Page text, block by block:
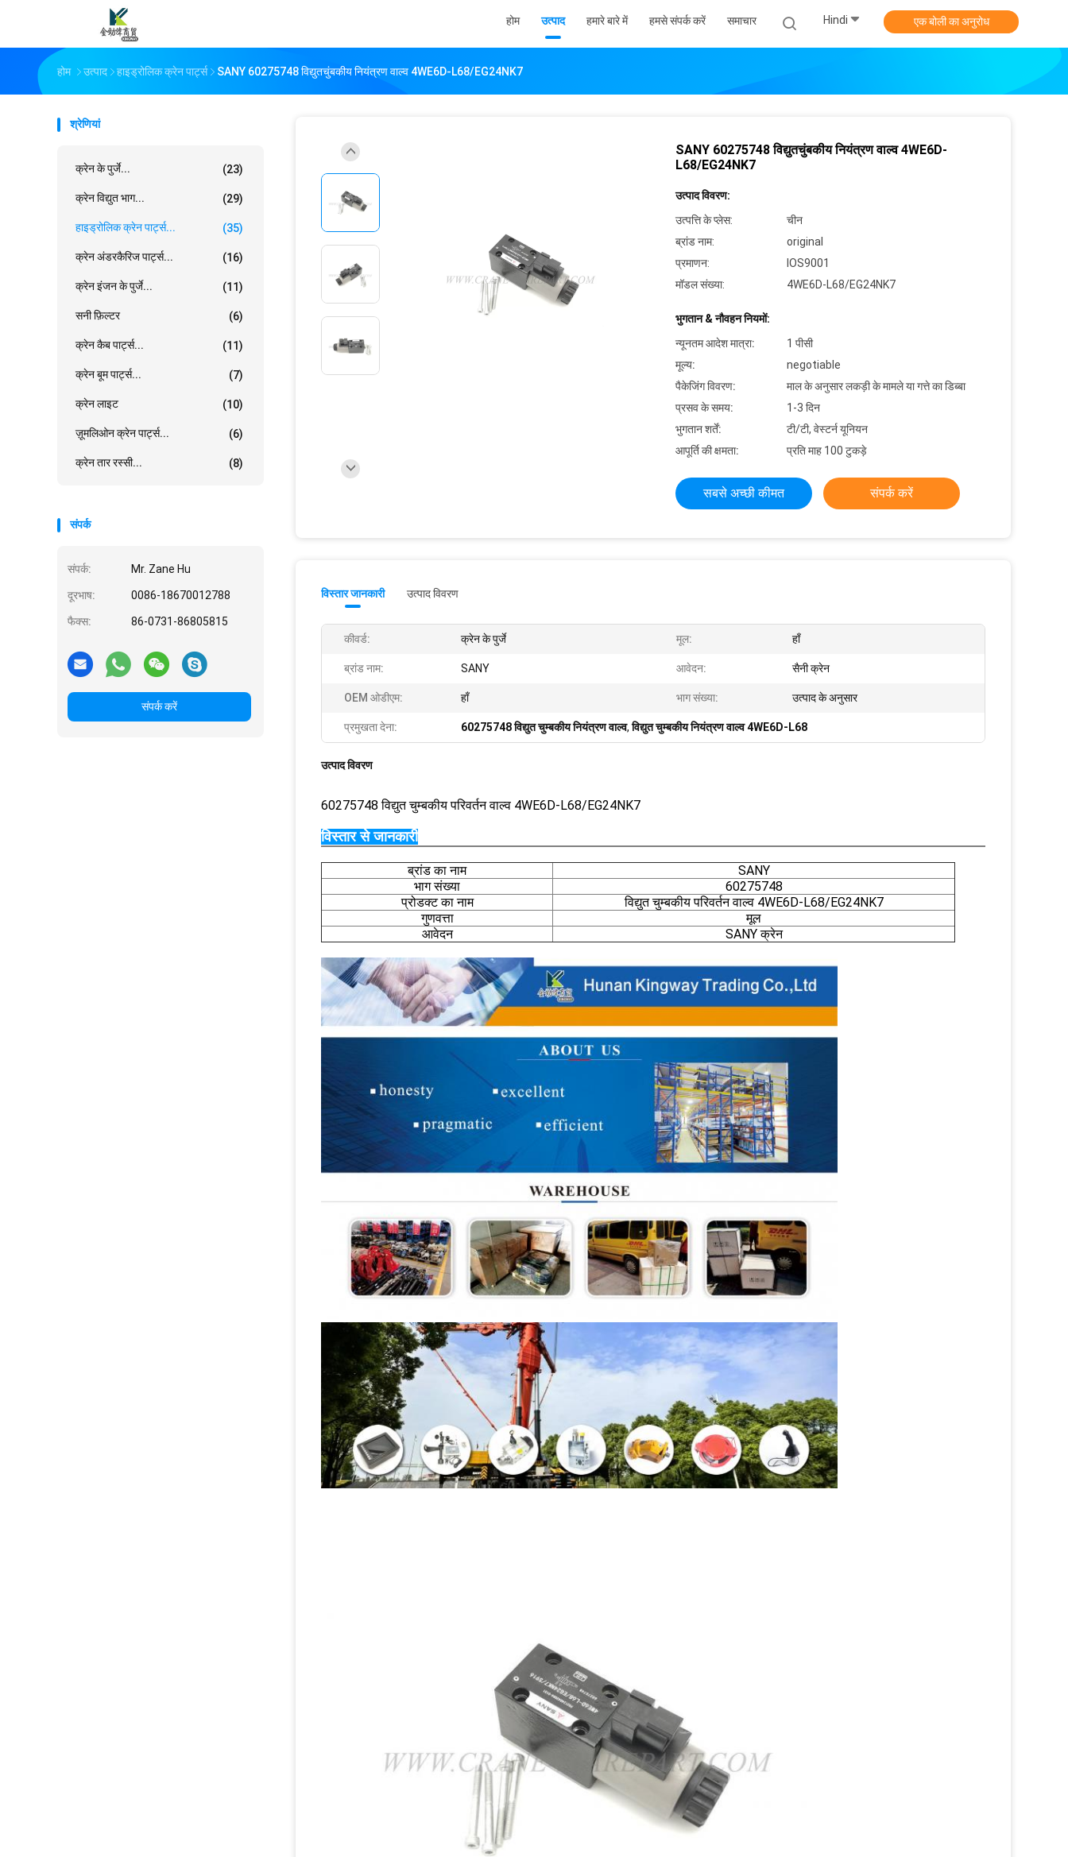
होम उत्पाद हमारे बारे में हमसे संपर्क करें समाचार Hindi एक बोली का अनुरोध
होम उत्पाद हाइड्रोलिक क्रेन पार्ट्स SANY 60275748 विद्युतचुंबकीय नियंत्रण वाल्व 4WE6D-L68/EG24NK7
श्रेणियां
क्रेन के पुर्जे... (23)
क्रेन विद्युत भाग... (29)
हाइड्रोलिक क्रेन पार्ट्स... (35)
क्रेन अंडरकैरिज पार्ट्स... (16)
क्रेन इंजन के पुर्जे... (11)
सनी फ़िल्टर (6)
क्रेन कैब पार्ट्स... (11)
क्रेन बूम पार्ट्स... (7)
क्रेन लाइट (10)
ज़ूमलिओन क्रेन पार्ट्स... (6)
क्रेन तार रस्सी... (8)
संपर्क
संपर्क: Mr. Zane Hu
दूरभाष: 0086-18670012788
फैक्स: 86-0731-86805815
संपर्क करें
SANY 60275748 विद्युतचुंबकीय नियंत्रण वाल्व 4WE6D-
L68/EG24NK7
उत्पाद विवरण:
उत्पत्ति के प्लेस:
चीन
ब्रांड नाम:
original
प्रमाणन:
IOS9001
मॉडल संख्या:
4WE6D-L68/EG24NK7
भुगतान & नौवहन नियमों:
न्यूनतम आदेश मात्रा:
1 पीसी
मूल्य:
negotiable
पैकेजिंग विवरण:
माल के अनुसार लकड़ी के मामले या गत्ते का डिब्बा
प्रसव के समय:
1-3 दिन
भुगतान शर्तें:
टी/टी, वेस्टर्न यूनियन
आपूर्ति की क्षमता:
प्रति माह 100 टुकड़े
सबसे अच्छी कीमत संपर्क करें
विस्तार जानकारी उत्पाद विवरण
कीवर्ड: क्रेन के पुर्जे मूल: हाँ
ब्रांड नाम: SANY आवेदन: सैनी क्रेन
OEM ओडीएम: हाँ भाग संख्या: उत्पाद के अनुसार
प्रमुखता देना: 60275748 विद्युत चुम्बकीय नियंत्रण वाल्व,विद्युत चुम्बकीय नियंत्रण वाल्व 4WE6D-L68
उत्पाद विवरण
60275748 विद्युत चुम्बकीय परिवर्तन वाल्व 4WE6D-L68/EG24NK7
विस्तार से जानकारी
ब्रांड का नाम
SANY
भाग संख्या
60275748
प्रोडक्ट का नाम
विद्युत चुम्बकीय परिवर्तन वाल्व 4WE6D-L68/EG24NK7
गुणवत्ता
मूल
आवेदन
SANY क्रेन